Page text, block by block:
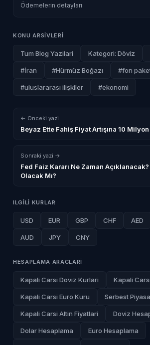
Ödemelerin detayları
KONU ARSIVLERI
Tum Blog Yazilari Kategori: Döviz
#İran #Hürmüz Boğazı #fon
#uluslararası ilişkiler #ekonomi
← Onceki yazi
Beyaz Ette Fahiş Fiyat Artışına 10
Sonraki yazi →
Fed Faiz Kararı Ne Zaman
Olacak Mı?
ILGILI KURLAR
USD EUR GBP CHF AED
AUD JPY CNY
HESAPLAMA ARACLARI
Kapali Carsi Doviz Kurlari Kapali
Kapali Carsi Euro Kuru Serbest
Kapali Carsi Altin Fiyatlari Doviz
Dolar Hesaplama Euro Hesaplama